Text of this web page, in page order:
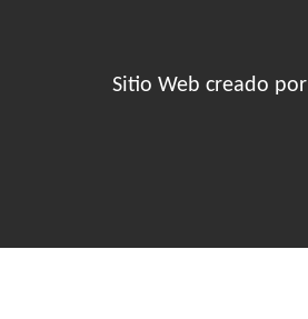
Sitio Web creado por